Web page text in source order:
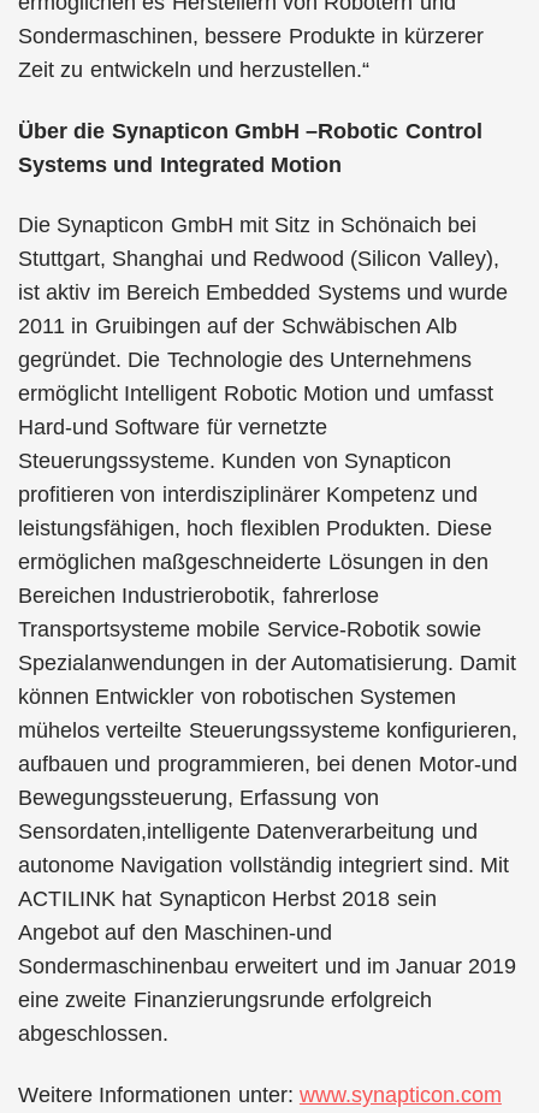
Sondermaschinen, bessere Produkte in kürzerer
Zeit zu entwickeln und herzustellen.“
Über die Synapticon GmbH –Robotic Control
Systems und Integrated Motion
Die Synapticon GmbH mit Sitz in Schönaich bei
Stuttgart, Shanghai und Redwood (Silicon Valley),
ist aktiv im Bereich Embedded Systems und wurde
2011 in Gruibingen auf der Schwäbischen Alb
gegründet. Die Technologie des Unternehmens
ermöglicht Intelligent Robotic Motion und umfasst
Hard-und Software für vernetzte
Steuerungssysteme. Kunden von Synapticon
profitieren von interdisziplinärer Kompetenz und
leistungsfähigen, hoch flexiblen Produkten. Diese
ermöglichen maßgeschneiderte Lösungen in den
Bereichen Industrierobotik, fahrerlose
Transportsysteme mobile Service-Robotik sowie
Spezialanwendungen in der Automatisierung. Damit
können Entwickler von robotischen Systemen
mühelos verteilte Steuerungssysteme konfigurieren,
aufbauen und programmieren, bei denen Motor-und
Bewegungssteuerung, Erfassung von
Sensordaten,intelligente Datenverarbeitung und
autonome Navigation vollständig integriert sind. Mit
ACTILINK hat Synapticon Herbst 2018 sein
Angebot auf den Maschinen-und
Sondermaschinenbau erweitert und im Januar 2019
eine zweite Finanzierungsrunde erfolgreich
abgeschlossen.
Weitere Informationen unter: www.synapticon.com